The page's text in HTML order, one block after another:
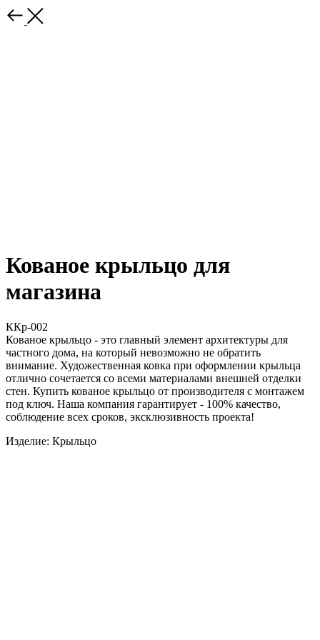
Кованое крыльцо для
магазина
ККр-002
Кованое крыльцо - это главный элемент архитектуры для
частного дома, на который невозможно не обратить
внимание. Художественная ковка при оформлении крыльца
отлично сочетается со всеми материалами внешней отделки
стен. Купить кованое крыльцо от производителя с монтажем
под ключ. Наша компания гарантирует - 100% качество,
соблюдение всех сроков, эксклюзивность проекта!
Изделие: Крыльцо